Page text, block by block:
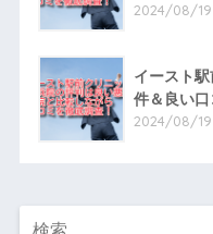
2024/08/19
イースト
件＆良い口
2024/08/19